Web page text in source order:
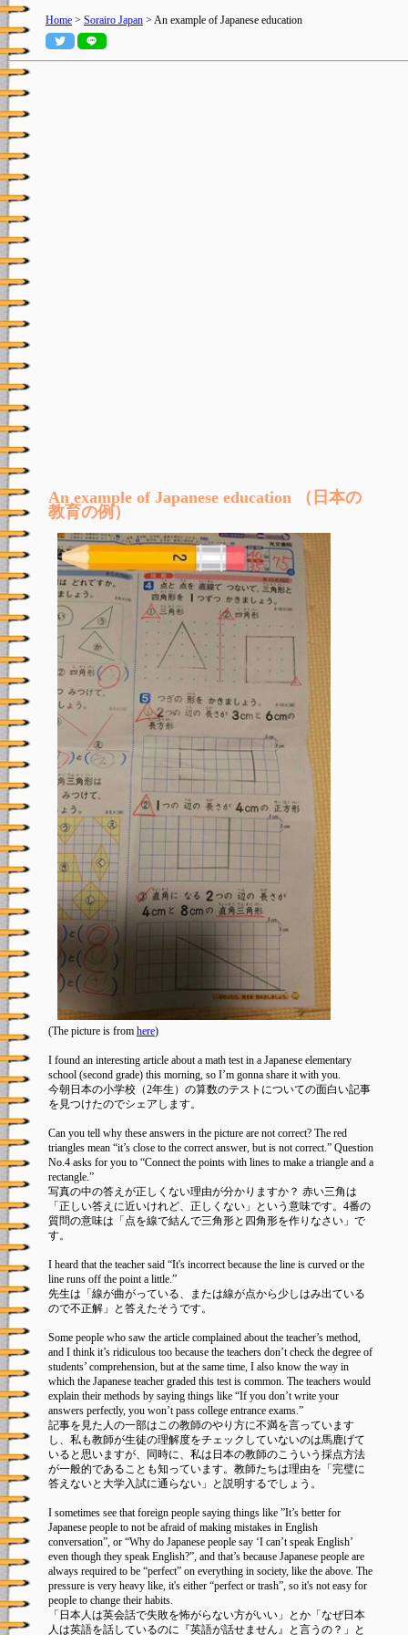
Home > Sorairo Japan > An example of Japanese education
An example of Japanese education （日本の
教育の例）
(The picture is from here)
I found an interesting article about a math test in a Japanese elementary
school (second grade) this morning, so I’m gonna share it with you.
今朝日本の小学校（2年生）の算数のテストについての面白い記事
を見つけたのでシェアします。
Can you tell why these answers in the picture are not correct? The red
triangles mean “it’s close to the correct answer, but is not correct.” Question
No.4 asks for you to “Connect the points with lines to make a triangle and a
rectangle.”
写真の中の答えが正しくない理由が分かりますか？ 赤い三角は
「正しい答えに近いけれど、正しくない」という意味です。4番の
質問の意味は「点を線で結んで三角形と四角形を作りなさい」で
す。
I heard that the teacher said “It's incorrect because the line is curved or the
line runs off the point a little.”
先生は「線が曲がっている、または線が点から少しはみ出ている
ので不正解」と答えたそうです。
Some people who saw the article complained about the teacher’s method,
and I think it’s ridiculous too because the teachers don’t check the degree of
students’ comprehension, but at the same time, I also know the way in
which the Japanese teacher graded this test is common. The teachers would
explain their methods by saying things like “If you don’t write your
answers perfectly, you won’t pass college entrance exams.”
記事を見た人の一部はこの教師のやり方に不満を言っています
し、私も教師が生徒の理解度をチェックしていないのは馬鹿げて
いると思いますが、同時に、私は日本の教師のこういう採点方法
が一般的であることも知っています。教師たちは理由を「完璧に
答えないと大学入試に通らない」と説明するでしょう。
I sometimes see that foreign people saying things like ”It’s better for
Japanese people to not be afraid of making mistakes in English
conversation”, or “Why do Japanese people say ‘I can’t speak English’
even though they speak English?”, and that’s because Japanese people are
always required to be “perfect” on everything in society, like the above. The
pressure is very heavy like, it's either “perfect or trash”, so it's not easy for
people to change their habits.
「日本人は英会話で失敗を怖がらない方がいい」とか「なぜ日本
人は英語を話しているのに『英語が話せません』と言うの？」と